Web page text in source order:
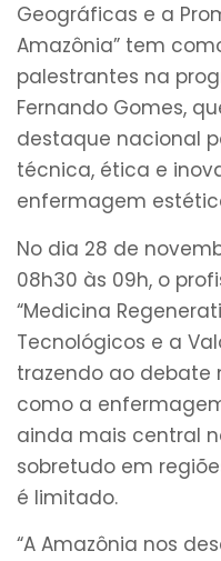
Geográficas e a
Amazônia” tem
palestrantes na
Fernando Gomes,
destaque nacional
técnica, ética e
enfermagem
No dia 28 de
08h30 às 09h, o
“Medicina
Tecnológicos e a
trazendo ao debate
como a
ainda mais central
sobretudo em
é limitado.
“A Amazônia nos